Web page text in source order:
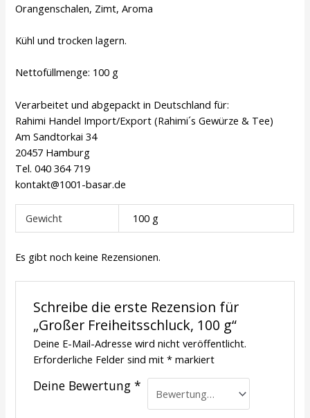
Orangenschalen, Zimt, Aroma
Kühl und trocken lagern.
Nettofüllmenge: 100 g
Verarbeitet und abgepackt in Deutschland für:
Rahimi Handel Import/Export (Rahimi´s Gewürze & Tee)
Am Sandtorkai 34
20457 Hamburg
Tel. 040 364 719
kontakt@1001-basar.de
Gewicht 100 g
Es gibt noch keine Rezensionen.
Schreibe die erste Rezension für
„Großer Freiheitsschluck, 100 g“
Deine E-Mail-Adresse wird nicht veröffentlicht.
Erforderliche Felder sind mit *markiert
Deine Bewertung *